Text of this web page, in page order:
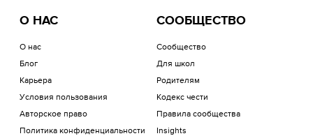
О НАС
О нас
Блог
Карьера
Условия пользования
Авторское право
Политика конфиденциальности
СООБЩЕСТВО
Сообщество
Для школ
Родителям
Кодекс чести
Правила сообщества
Insights